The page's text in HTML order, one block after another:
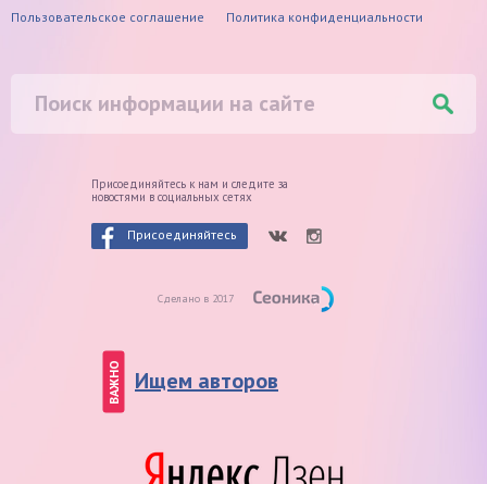
Пользовательское соглашение Политика конфиденциальности
Присоединяйтесь к нам и следите за
новостями в социальных сетях
Присоединяйтесь
Сделано в 2017
ВАЖНО Ищем авторов